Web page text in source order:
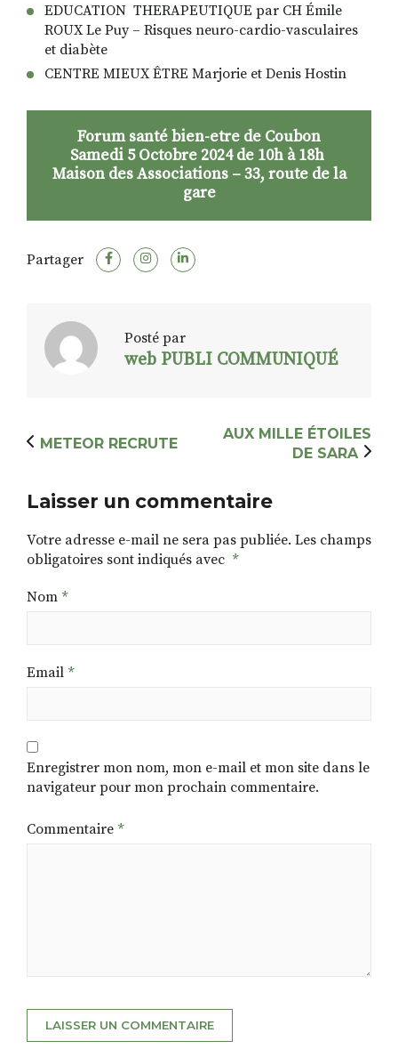
EDUCATION THERAPEUTIQUE par CH Émile
ROUX Le Puy – Risques neuro-cardio-vasculaires
et diabète
CENTRE MIEUX ÊTRE Marjorie et Denis Hostin
Forum santé bien-etre de Coubon
Samedi 5 Octobre 2024 de 10h à 18h
Maison des Associations – 33, route de la
gare
Partager
Posté par
web PUBLI COMMUNIQUÉ
METEOR RECRUTE
AUX MILLE ÉTOILES
DE SARA
Laisser un commentaire
Votre adresse e-mail ne sera pas publiée. Les champs
obligatoires sont indiqués avec *
Nom *
Email *
Enregistrer mon nom, mon e-mail et mon site dans le
navigateur pour mon prochain commentaire.
Commentaire *